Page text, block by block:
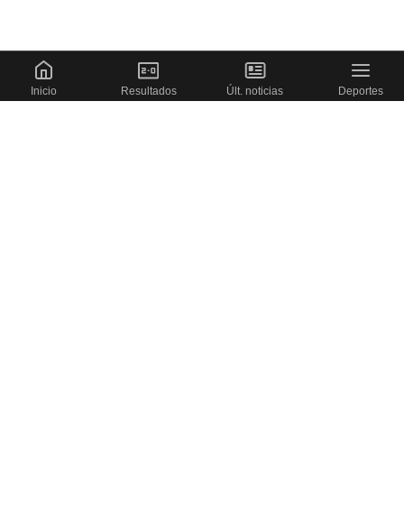
Inicio Resultados Últ. noticias Deportes